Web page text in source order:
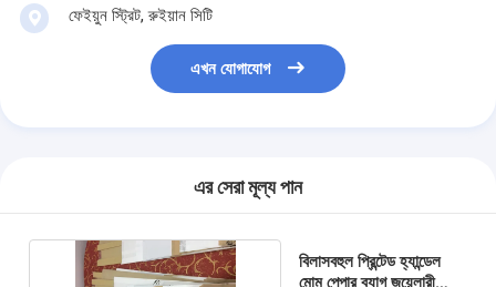
ফেইয়ুন স্ট্রিট, রুইয়ান সিটি
এখন যোগাযোগ
এর সেরা মূল্য পান
বিলাসবহুল প্রিন্টেড হ্যান্ডেল
মোম পেপার ব্যাগ জুয়েলারী